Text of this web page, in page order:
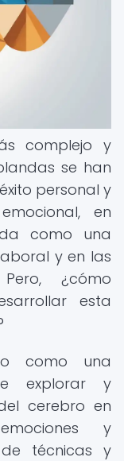
complejo y
se han
personal y
en
como una
y en las
Pero, ¿cómo
esta
como una
explorar y
cerebro en
y
técnicas y